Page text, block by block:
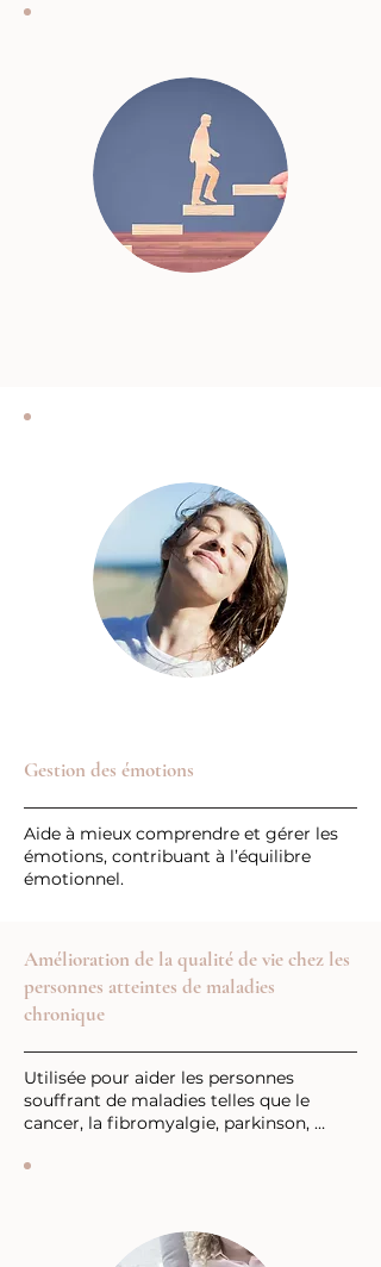
Gestion des émotions
Aide à mieux comprendre et gérer les
émotions, contribuant à l’équilibre
émotionnel.
Amélioration de la qualité de vie chez les
personnes atteintes de maladies
chronique
Utilisée pour aider les personnes
souffrant de maladies telles que le
cancer, la fibromyalgie, parkinson, …